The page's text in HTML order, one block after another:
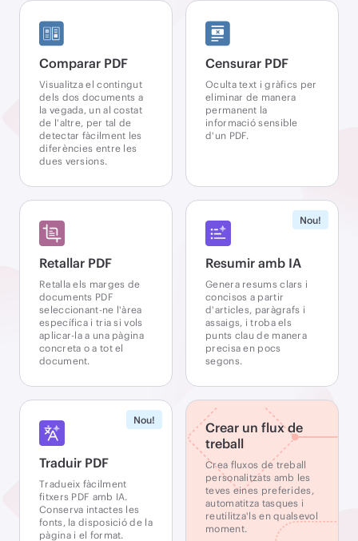
Comparar PDF
Visualitza el contingut
dels dos documents a
la vegada, un al costat
de l'altre, per tal de
detectar fàcilment les
diferències entre les
dues versions.
Censurar PDF
Oculta text i gràfics per
eliminar de manera
permanent la
informació sensible
d'un PDF.
Retallar PDF
Retalla els marges de
documents PDF
seleccionant-ne l'àrea
específica i tria si vols
aplicar-la a una pàgina
concreta o a tot el
document.
Nou!
Resumir amb IA
Genera resums clars i
concisos a partir
d'articles, paràgrafs i
assaigs, i troba els
punts clau de manera
precisa en pocs
segons.
Nou!
Traduir PDF
Tradueix fàcilment
fitxers PDF amb IA.
Conserva intactes les
fonts, la disposició de la
pàgina i el format.
Crear un flux de
treball
Crea fluxos de treball
personalitzats amb les
teves eines preferides,
automatitza tasques i
reutilitza'ls en qualsevol
moment.